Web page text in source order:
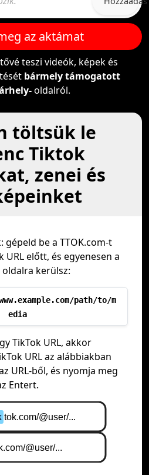
az aktámat
teszi videók, képek és
bármely támogatott
oldalról.
töltsük le
Tiktok
zenei és
be a TTOK.com-t
URL előtt, és egyenesen a
kerülsz:
path/to/m
edia
TikTok URL, akkor
URL az alábbiakban
URL-ből, és nyomja meg
Entert.